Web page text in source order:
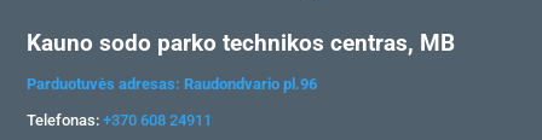
Kauno sodo parko technikos centras, MB
Parduotuvės adresas: Raudondvario pl.96
Telefonas:+370 608 24911